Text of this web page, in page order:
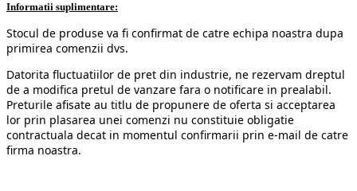
Informatii suplimentare:
Stocul de produse va fi confirmat de catre echipa noastra dupa
primirea comenzii dvs.
Datorita fluctuatiilor de pret din industrie, ne rezervam dreptul
de a modifica pretul de vanzare fara o notificare in prealabil.
Preturile afisate au titlu de propunere de oferta si acceptarea
lor prin plasarea unei comenzi nu constituie obligatie
contractuala decat in momentul confirmarii prin e-mail de catre
firma noastra.